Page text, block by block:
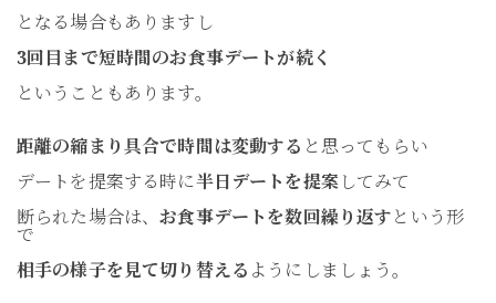
となる場合もありますし
3回目まで短時間のお食事デートが続く
ということもあります。
距離の縮まり具合で時間は変動する と思ってもらい
デートを提案する時に半日デートを提案してみて
断られた場合は、お食事デートを数回繰り返すという形
で
相手の様子を見て切り替える ようにしましょう。